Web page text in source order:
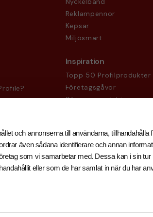
och annonserna till användarna, tillhandahålla
även sådana identifierare och annan
som vi samarbetar med. Dessa kan i sin tur
eller som de har samlat in när du har
Reklampennor
Kepsar
Miljösmart
Inspiration
Topp 50 Profilprodukter
Företagsgåvor
Säsongsprodukter